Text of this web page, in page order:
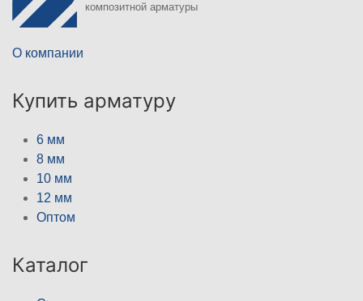
композитной арматуры
О компании
Купить арматуру
6 мм
8 мм
10 мм
12 мм
Оптом
Каталог